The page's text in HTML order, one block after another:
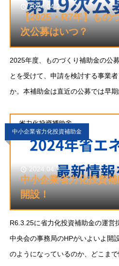
2024.04.2
【2025・R7年】もの
次公募はいつ？
2025年度、ものづくり補助金の公
とを受けて、申請を検討する事業
か。本補助金は直近の公募では早
金とはものづくり補助金は、中小企
中小企業省力化投資補助金
2024.04.2
中小企業省力化投資
開設！
R6.3.25に省力化投資補助金の運営
中央会の事務局のHPがいよいよ開
のようになっているのか、どこま